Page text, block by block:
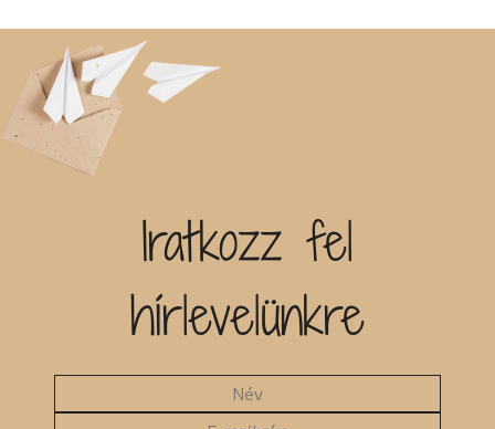
Iratkozz fel
hírlevelünkre